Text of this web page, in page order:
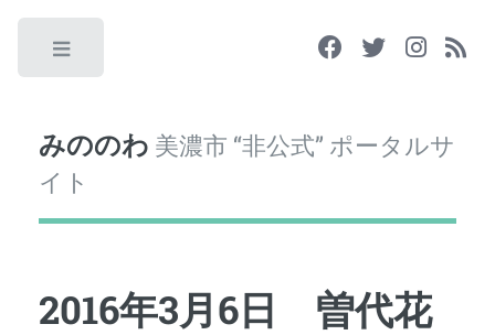
みののわ 美濃市 “非公式” ポータルサ
イト
2016年3月6日 曽代花
Toggle